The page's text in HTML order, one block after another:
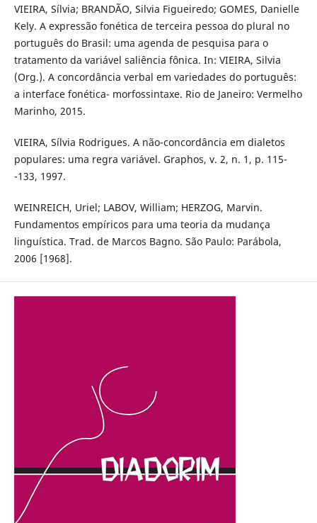
VIEIRA, Sílvia; BRANDÃO, Silvia Figueiredo; GOMES, Danielle
Kely. A expressão fonética de terceira pessoa do plural no
português do Brasil: uma agenda de pesquisa para o
tratamento da variável saliência fônica. In: VIEIRA, Silvia
(Org.). A concordância verbal em variedades do português:
a interface fonética- morfossintaxe. Rio de Janeiro: Vermelho
Marinho, 2015.
VIEIRA, Sílvia Rodrigues. A não-concordância em dialetos
populares: uma regra variável. Graphos, v. 2, n. 1, p. 115-
-133, 1997.
WEINREICH, Uriel; LABOV, William; HERZOG, Marvin.
Fundamentos empíricos para uma teoria da mudança
linguística. Trad. de Marcos Bagno. São Paulo: Parábola,
2006 [1968].